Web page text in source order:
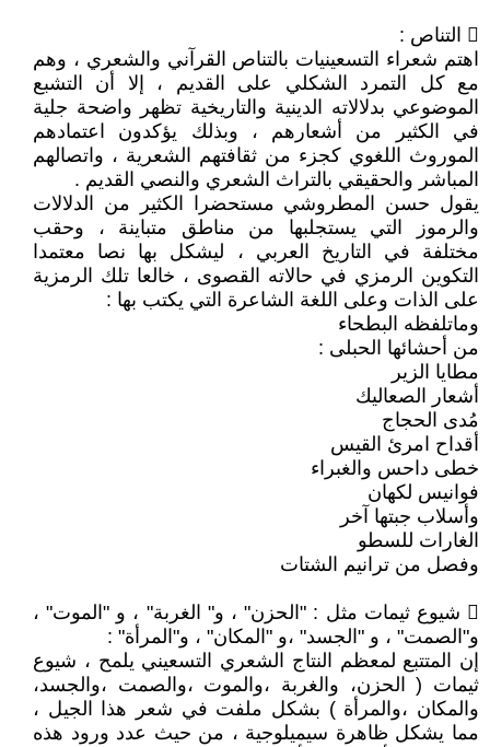
 التناص :
اهتم شعراء التسعينيات بالتناص القرآني والشعري ، وهم
مع كل التمرد الشكلي على القديم ، إلا أن التشبع
الموضوعي بدلالاته الدينية والتاريخية تظهر واضحة جلية
في الكثير من أشعارهم ، وبذلك يؤكدون اعتمادهم
الموروث اللغوي كجزء من ثقافتهم الشعرية ، واتصالهم
المباشر والحقيقي بالتراث الشعري والنصي القديم .
يقول حسن المطروشي مستحضرا الكثير من الدلالات
والرموز التي يستجلبها من مناطق متباينة ، وحقب
مختلفة في التاريخ العربي ، ليشكل بها نصا معتمدا
التكوين الرمزي في حالاته القصوى ، خالعا تلك الرمزية
على الذات وعلى اللغة الشاعرة التي يكتب بها :
وماتلفظه البطحاء
من أحشائها الحبلى :
مطايا الزير
أشعار الصعاليك
مُدى الحجاج
أقداح امرئ القيس
خطى داحس والغبراء
فوانيس لكهان
وأسلاب جبتها آخر
الغارات للسطو
وفصل من ترانيم الشتات
 شيوع ثيمات مثل : "الحزن" ، و" الغربة" ، و "الموت" ،
و"الصمت" ، و "الجسد" ،و "المكان" ، و"المرأة" :
إن المتتبع لمعظم النتاج الشعري التسعيني يلمح ، شيوع
ثيمات ( الحزن، والغربة ،والموت ،والصمت ،والجسد،
والمكان ،والمرأة ) بشكل ملفت في شعر هذا الجيل ،
مما يشكل ظاهرة سيميلوجية ، من حيث عدد ورود هذه